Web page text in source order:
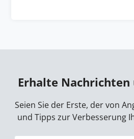
Erhalte Nachrichten
Seien Sie der Erste, der von
und Tipps zur Verbesserung